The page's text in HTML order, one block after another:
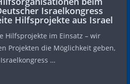
Israelkongress
Hilfsprojekte aus Israel
Hilfsprojekte im Einsatz – wir
Projekten die Möglichkeit geben,
…